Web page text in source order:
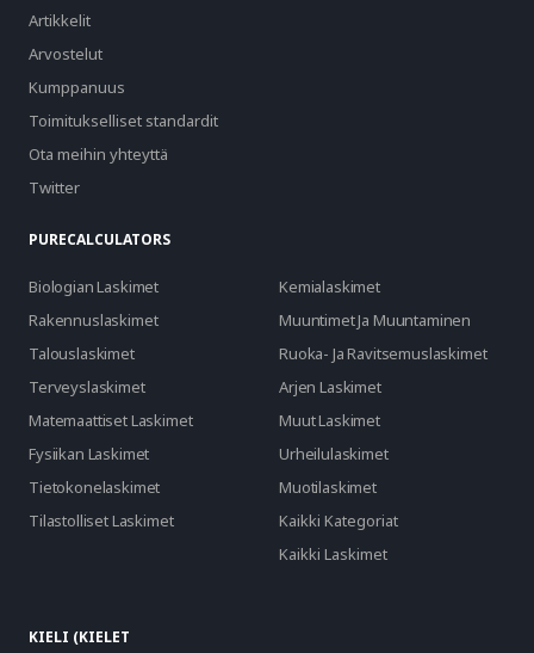
Artikkelit
Arvostelut
Kumppanuus
Toimitukselliset standardit
Ota meihin yhteyttä
Twitter
PURECALCULATORS
Biologian Laskimet
Kemialaskimet
Rakennuslaskimet
Muuntimet Ja Muuntaminen
Talouslaskimet
Ruoka- Ja Ravitsemuslaskimet
Terveyslaskimet
Arjen Laskimet
Matemaattiset Laskimet
Muut Laskimet
Fysiikan Laskimet
Urheilulaskimet
Tietokonelaskimet
Muotilaskimet
Tilastolliset Laskimet
Kaikki Kategoriat
Kaikki Laskimet
KIELI (KIELET